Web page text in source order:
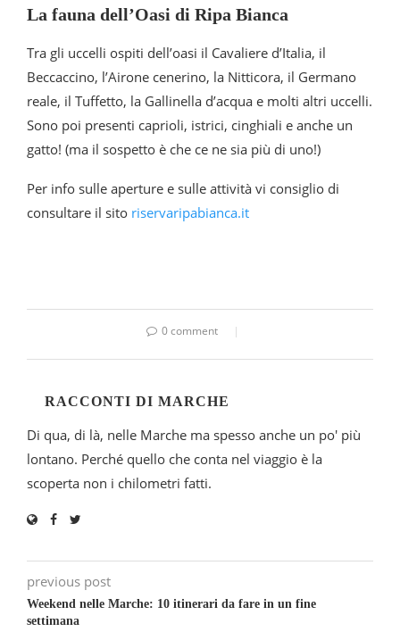
La fauna dell’Oasi di Ripa Bianca
Tra gli uccelli ospiti dell’oasi il Cavaliere d’Italia, il
Beccaccino, l’Airone cenerino, la Nitticora, il Germano
reale, il Tuffetto, la Gallinella d’acqua e molti altri uccelli.
Sono poi presenti caprioli, istrici, cinghiali e anche un
gatto! (ma il sospetto è che ce ne sia più di uno!)
Per info sulle aperture e sulle attività vi consiglio di
consultare il sito riservaripabianca.it
0 comment
RACCONTI DI MARCHE
Di qua, di là, nelle Marche ma spesso anche un po' più
lontano. Perché quello che conta nel viaggio è la
scoperta non i chilometri fatti.
previous post
Weekend nelle Marche: 10 itinerari da fare in un fine
settimana